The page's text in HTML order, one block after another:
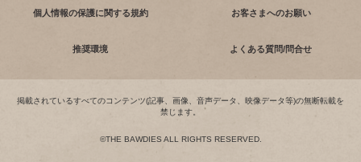
個人情報の保護に関する規約 お客さまへのお願い
推奨環境 よくある質問/問合せ
掲載されているすべてのコンテンツ(記事、画像、音声データ、映像データ等)の無断転載を
禁じます。
©THE BAWDIES ALL RIGHTS RESERVED.